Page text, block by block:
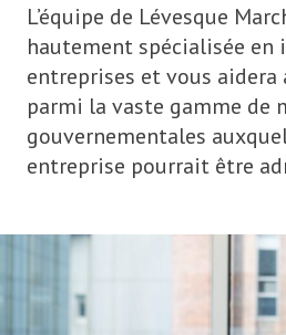
L’équipe de Lévesque
hautement spécialisée
entreprises et vous aidera
parmi la vaste gamme de
gouvernementales
entreprise pourrait être